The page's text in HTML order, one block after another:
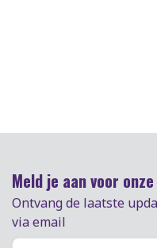
Meld je aan voor
Ontvang de laatste
via email